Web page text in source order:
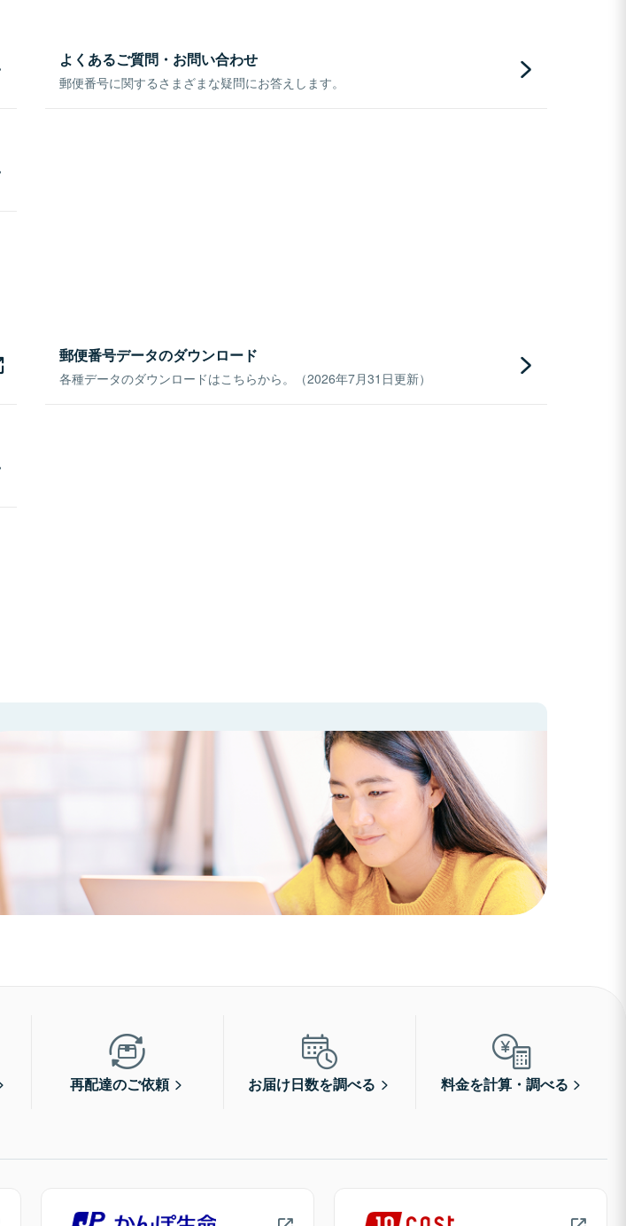
よくあるご質問・お問い合わせ
郵便番号に関するさまざまな疑問にお答えします。
郵便番号データのダウンロード
各種データのダウンロードはこちらから。（2026年7月31日更新）
再配達のご依頼 お届け日数を調べる 料金を計算・調べる